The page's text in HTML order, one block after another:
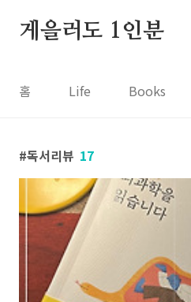
게을러도 1인분
홈 Life Books
독서리뷰 17